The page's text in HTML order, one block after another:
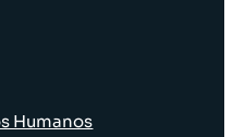
Humanos